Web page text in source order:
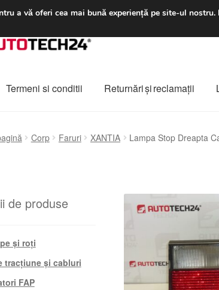
de la 33 lei
Termeni si conditii Returnări şi reclamații
Corp Faruri XANTIA Lampa Stop Dreapta
de produse
și roți
tracțiune și cabluri
FAP
a vă oferi cea mai bună experiență pe site-ul nostru.